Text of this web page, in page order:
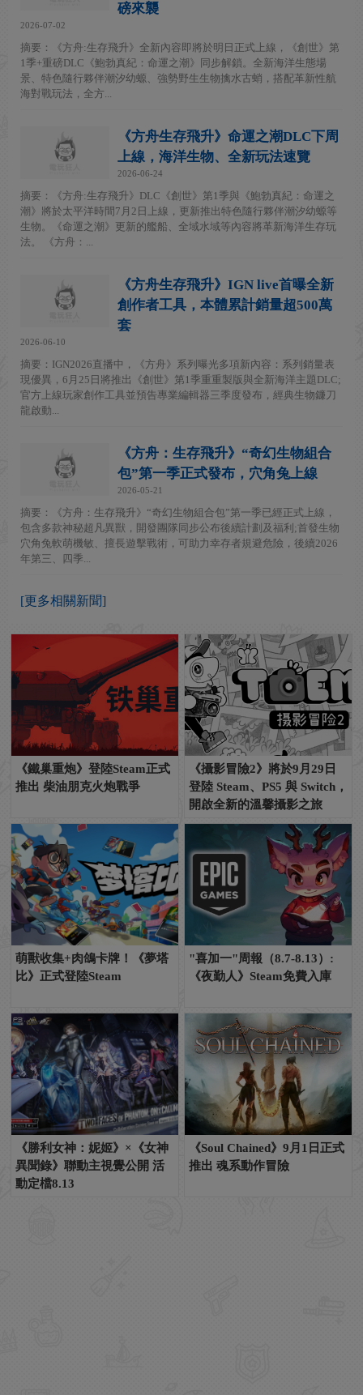
磅來襲
2026-07-02
摘要：《方舟:生存飛升》全新內容即將於明日正式上線，《創世》第
1季+重磅DLC《鮑勃真紀：命運之潮》同步解鎖。全新海洋生態場
景、特色隨行夥伴潮汐幼螈、強勢野生生物擒水古蛸，搭配革新性航
海對戰玩法，全方...
《方舟生存飛升》命運之潮DLC下周
上線，海洋生物、全新玩法速覽
2026-06-24
摘要：《方舟:生存飛升》DLC《創世》第1季與《鮑勃真紀：命運之
潮》將於太平洋時間7月2日上線，更新推出特色隨行夥伴潮汐幼螈等
生物。《命運之潮》更新的艦船、全域水域等內容將革新海洋生存玩
法。 《方舟：...
《方舟生存飛升》IGN live首曝全新
創作者工具，本體累計銷量超500萬
套
2026-06-10
摘要：IGN2026直播中，《方舟》系列曝光多項新內容：系列銷量表
現優異，6月25日將推出《創世》第1季重重製版與全新海洋主題DLC;
官方上線玩家創作工具並預告專業編輯器三季度發布，經典生物鐮刀
龍啟動...
《方舟：生存飛升》“奇幻生物組合
包”第一季正式發布，穴角兔上線
2026-05-21
摘要：《方舟：生存飛升》“奇幻生物組合包”第一季已經正式上線，
包含多款神秘超凡異獸，開發團隊同步公布後續計劃及福利;首發生物
穴角兔軟萌機敏、擅長遊擊戰術，可助力幸存者規避危險，後續2026
年第三、四季...
[更多相關新聞]
《鐵巢重炮》登陸Steam正式
推出 柴油朋克火炮戰爭
《攝影冒險2》將於9月29日
登陸 Steam、PS5 與 Switch，
開啟全新的溫馨攝影之旅
萌獸收集+肉鴿卡牌！《夢塔
比》正式登陸Steam
"喜加一"周報（8.7-8.13）:
《夜勤人》Steam免費入庫
《勝利女神：妮姬》×《女神
異聞錄》聯動主視覺公開 活
動定檔8.13
《Soul Chained》9月1日正式
推出 魂系動作冒險